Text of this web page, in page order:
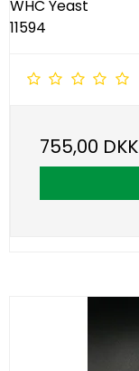
WHC Yeast
11594
755,00 DKK